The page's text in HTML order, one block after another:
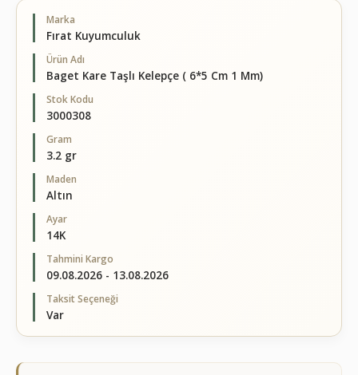
Marka
Fırat Kuyumculuk
Ürün Adı
Baget Kare Taşlı Kelepçe ( 6*5 Cm 1 Mm)
Stok Kodu
3000308
Gram
3.2 gr
Maden
Altın
Ayar
14K
Tahmini Kargo
09.08.2026 - 13.08.2026
Taksit Seçeneği
Var